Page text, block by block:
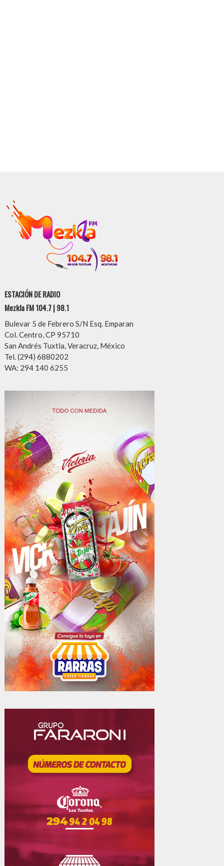
ESTACIÓN DE RADIO
Mezkla FM 104.7 | 98.1
Bulevar 5 de Febrero S/N Esq. Emparan
Col. Centro, CP 95710
San Andrés Tuxtla, Veracruz, México
Tel. (294) 6880202
WA: 294 140 6255